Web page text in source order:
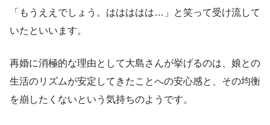
「もうええでしょう。ははははは…」と笑って受け流して
いたといいます。
再婚に消極的な理由として大島さんが挙げるのは、娘との
生活のリズムが安定してきたことへの安心感と、その均衡
を崩したくないという気持ちのようです。